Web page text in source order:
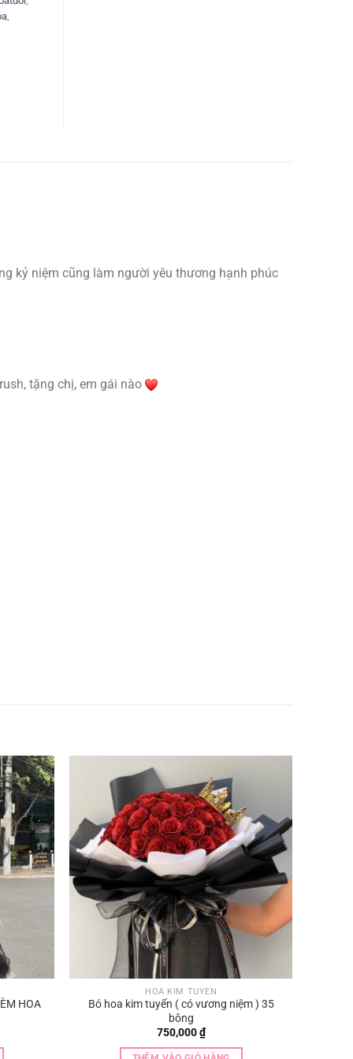
kỷ niệm cũng làm người yêu thương hạnh phúc
tặng chị, em gái nào
HOA
HOA KIM TUYẾN
Bó hoa kim tuyến ( có vương niệm ) 35
bông
750,000₫